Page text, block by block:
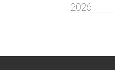
2026